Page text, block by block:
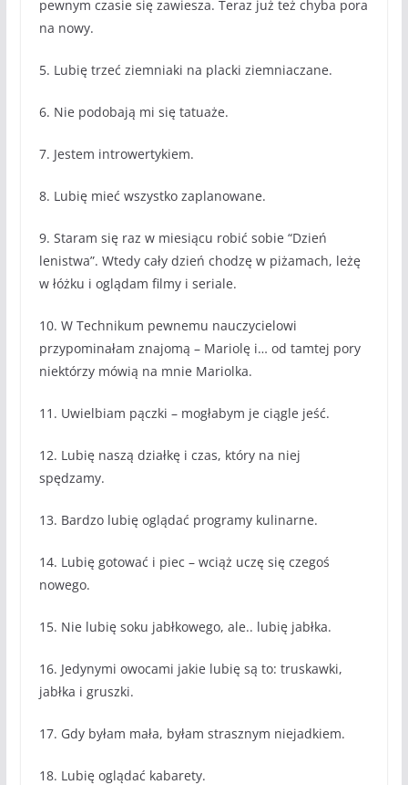
pewnym czasie się zawiesza. Teraz już też chyba pora
na nowy.
5. Lubię trzeć ziemniaki na placki ziemniaczane.
6. Nie podobają mi się tatuaże.
7. Jestem introwertykiem.
8. Lubię mieć wszystko zaplanowane.
9. Staram się raz w miesiącu robić sobie “Dzień
lenistwa”. Wtedy cały dzień chodzę w piżamach, leżę
w łóżku i oglądam filmy i seriale.
10. W Technikum pewnemu nauczycielowi
przypominałam znajomą – Mariolę i… od tamtej pory
niektórzy mówią na mnie Mariolka.
11. Uwielbiam pączki – mogłabym je ciągle jeść.
12. Lubię naszą działkę i czas, który na niej
spędzamy.
13. Bardzo lubię oglądać programy kulinarne.
14. Lubię gotować i piec – wciąż uczę się czegoś
nowego.
15. Nie lubię soku jabłkowego, ale.. lubię jabłka.
16. Jedynymi owocami jakie lubię są to: truskawki,
jabłka i gruszki.
17. Gdy byłam mała, byłam strasznym niejadkiem.
18. Lubię oglądać kabarety.